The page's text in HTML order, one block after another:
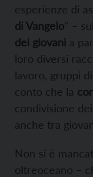
esperienze di
di Vangelo” –
dei giovani a
loro diversi
lavoro, gruppi
conto che la
condivisione
anche tra
Non si è
oltreoceano –